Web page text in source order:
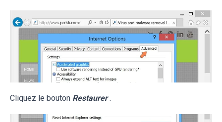
Cliquez le bouton Restaurer .